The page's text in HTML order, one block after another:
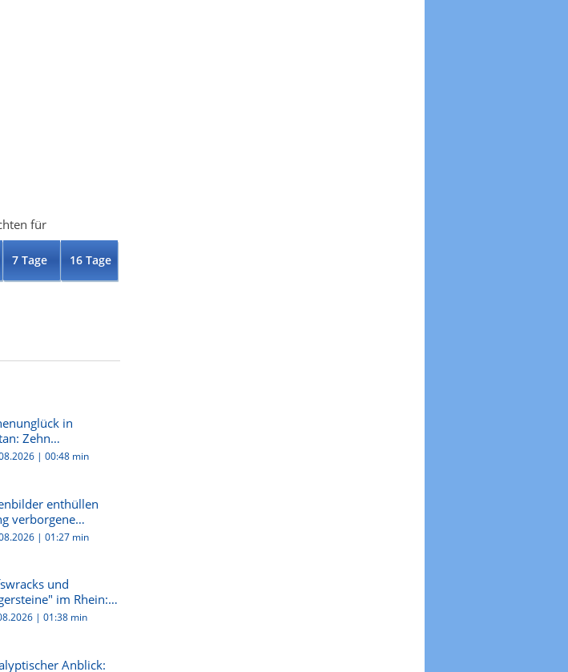
für
7 Tage 16 Tage
in
Zehn
|00:48 min
enthüllen
verborgene
W... |01:27 min
und
im Rhein:
i...
|01:38 min
Anblick: